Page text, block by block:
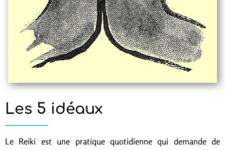
Les 5 idéaux
Le Reiki est une pratique quotidienne qui demande de